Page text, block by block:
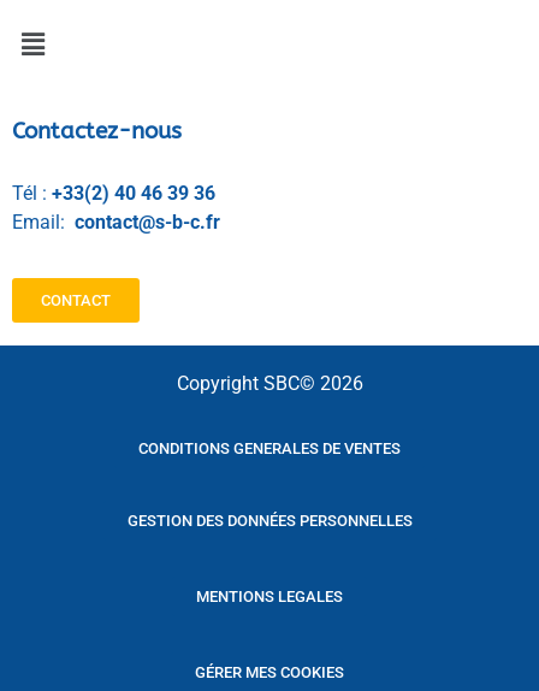
Contactez-nous
Tél : +33(2) 40 46 39 36
Email: contact@s-b-c.fr
CONTACT
Copyright SBC© 2026
CONDITIONS GENERALES DE VENTES
GESTION DES DONNÉES PERSONNELLES
MENTIONS LEGALES
GÉRER MES COOKIES